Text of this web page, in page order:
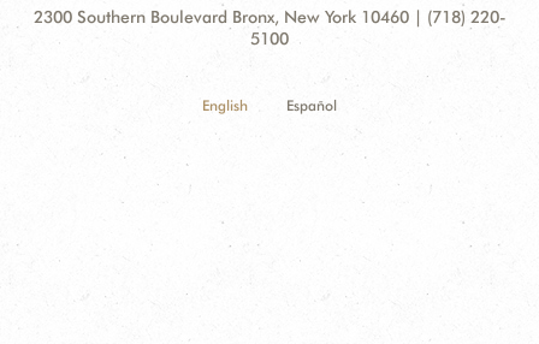
Contact
Address:
2300 Southern Boulevard Bronx, New York 10460 | (718) 220-
5100
English Español